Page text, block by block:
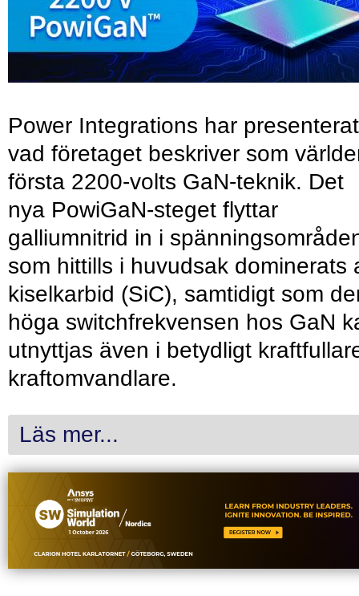
Power Integrations har presenterat
vad företaget beskriver som
första 2200-volts GaN-teknik. Det
nya PowiGaN-steget flyttar
galliumnitrid in i
som hittills i huvudsak dominerats
kiselkarbid (SiC), samtidigt som
höga switchfrekvensen hos GaN
utnyttjas även i betydligt
kraftomvandlare.
Läs mer...